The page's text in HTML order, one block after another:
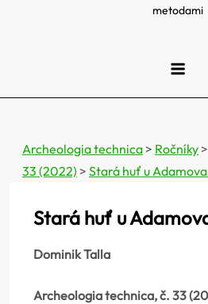
metodami
Archeologia technica > Ročníky >
33 (2022) > Stará huť u
Stará huť u
Dominik Talla
Archeologia technica, č. 33